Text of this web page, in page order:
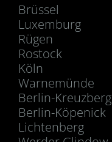
Brüssel
Luxemburg
Rügen
Rostock
Köln
Warnemünde
Berlin-Kreuzberg
Berlin-Köpenick
Lichtenberg